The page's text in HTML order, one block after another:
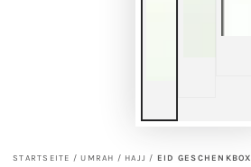
STARTSEITE / UMRAH / HAJJ / EID GESCHENKBOX